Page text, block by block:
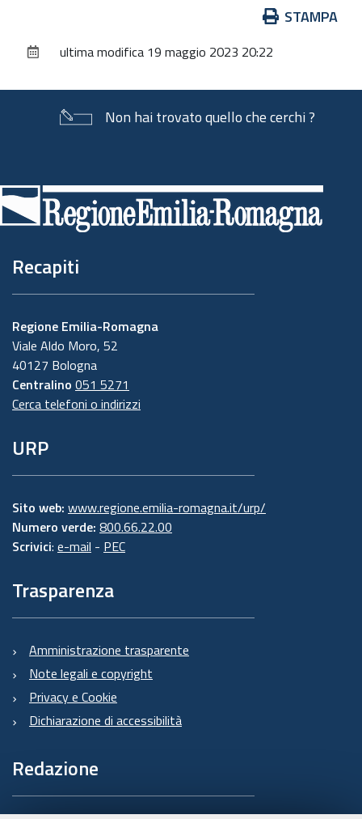
documento
STAMPA
ultima modifica 19 maggio 2023 20:22
Non hai trovato quello che cerchi ?
di
pagina
Recapiti
Regione Emilia-Romagna
Viale Aldo Moro, 52
40127 Bologna
Centralino 051 5271
Cerca telefoni o indirizzi
URP
Sito web: www.regione.emilia-romagna.it/urp/
Numero verde: 800.66.22.00
Scrivici: e-mail - PEC
Trasparenza
Amministrazione trasparente
Note legali e copyright
Privacy e Cookie
Dichiarazione di accessibilità
Redazione